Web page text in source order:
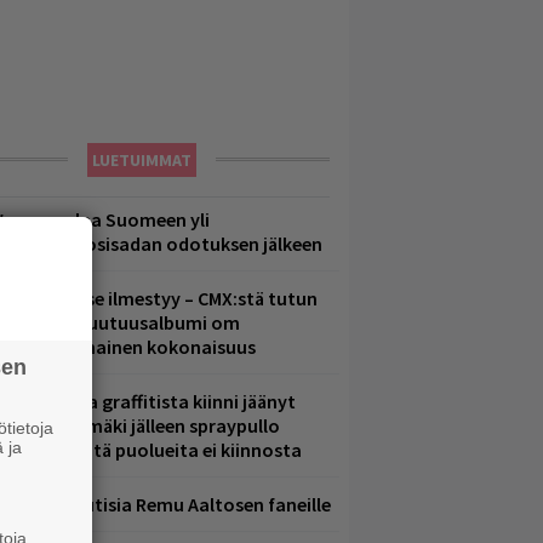
LUETUIMMAT
palaa Suomeen yli
odotuksen jälkeen
Huomenna se ilmestyy – CMX:stä tutun
Yrjänän uutuusalbumi om
kokonaisuus
Laittomasta graffitista kiinni jäänyt
Arhinmäki jälleen spraypullo
– näitä puolueita ei kiinnosta
Mainioita uutisia Remu Aaltosen faneille
ja